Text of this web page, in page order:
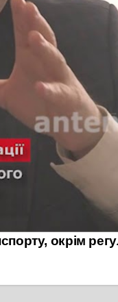
міської ради
В Черкасах
окрім